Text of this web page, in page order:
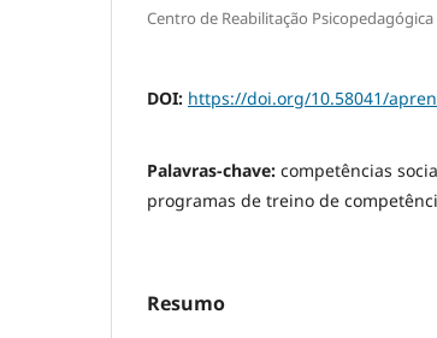
Centro de Reabilitação
DOI: https://doi.org/10.58041/
Palavras-chave: competências
programas de treino de
Resumo